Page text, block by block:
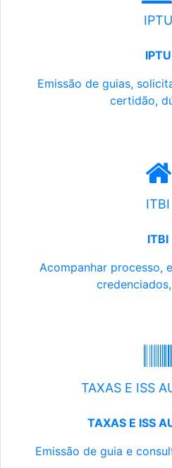
IPTU
IPTU
Emissão de guias,
certidão,
ITBI
ITBI
Acompanhar processo,
TAXAS E ISS
TAXAS E ISS
Emissão de guia e